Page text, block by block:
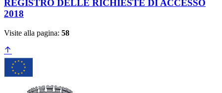
REGISTRO DELLE RICHIESTE DI ACCESSO
2018
Visite alla pagina: 58